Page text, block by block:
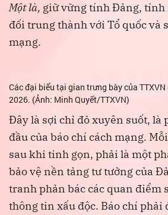
Một là, giữ vững tính Đảng, tính
đối trung thành với Tổ quốc và
mạng.
Các đại biểu tại gian trưng bày của
2026. (Ảnh: Minh Quyết/TTXVN)
Đây là sợi chỉ đỏ xuyên suốt, là
đầu của báo chí cách mạng.
sau khi tinh gọn, phải là một
bảo vệ nền tảng tư tưởng của
tranh phản bác các quan điểm
thông tin xấu độc. Báo chí phải